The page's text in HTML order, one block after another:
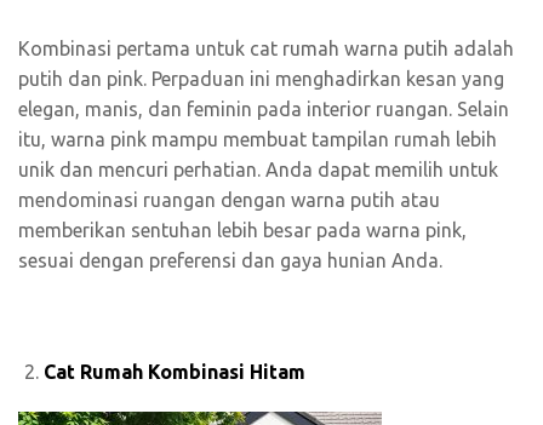
Kombinasi pertama untuk cat rumah warna putih adalah
putih dan pink. Perpaduan ini menghadirkan kesan yang
elegan, manis, dan feminin pada interior ruangan. Selain
itu, warna pink mampu membuat tampilan rumah lebih
unik dan mencuri perhatian. Anda dapat memilih untuk
mendominasi ruangan dengan warna putih atau
memberikan sentuhan lebih besar pada warna pink,
sesuai dengan preferensi dan gaya hunian Anda.
Cat Rumah Kombinasi Hitam